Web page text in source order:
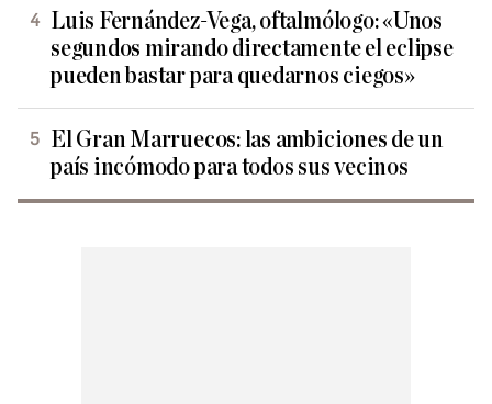
Luis Fernández-Vega, oftalmólogo: «Unos
segundos mirando directamente el eclipse
pueden bastar para quedarnos ciegos»
El Gran Marruecos: las ambiciones de un
país incómodo para todos sus vecinos